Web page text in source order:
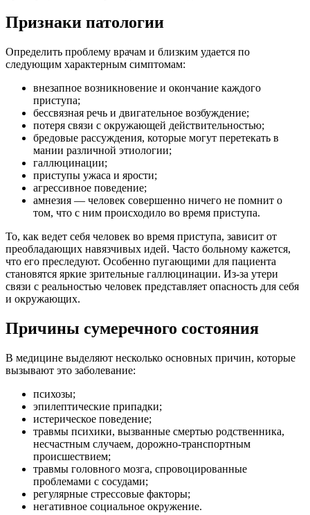
Признаки патологии
Определить проблему врачам и близким удается по
следующим характерным симптомам:
внезапное возникновение и окончание каждого
приступа;
бессвязная речь и двигательное возбуждение;
потеря связи с окружающей действительностью;
бредовые рассуждения, которые могут перетекать в
мании различной этиологии;
галлюцинации;
приступы ужаса и ярости;
агрессивное поведение;
амнезия — человек совершенно ничего не помнит о
том, что с ним происходило во время приступа.
То, как ведет себя человек во время приступа, зависит от
преобладающих навязчивых идей. Часто больному кажется,
что его преследуют. Особенно пугающими для пациента
становятся яркие зрительные галлюцинации. Из-за утери
связи с реальностью человек представляет опасность для себя
и окружающих.
Причины сумеречного состояния
В медицине выделяют несколько основных причин, которые
вызывают это заболевание:
психозы;
эпилептические припадки;
истерическое поведение;
травмы психики, вызванные смертью родственника,
несчастным случаем, дорожно-транспортным
происшествием;
травмы головного мозга, спровоцированные
проблемами с сосудами;
регулярные стрессовые факторы;
негативное социальное окружение.